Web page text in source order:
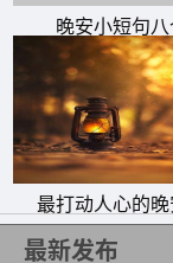
11、 人生低潮时
晚安小短句
最打动人心的
最新发布